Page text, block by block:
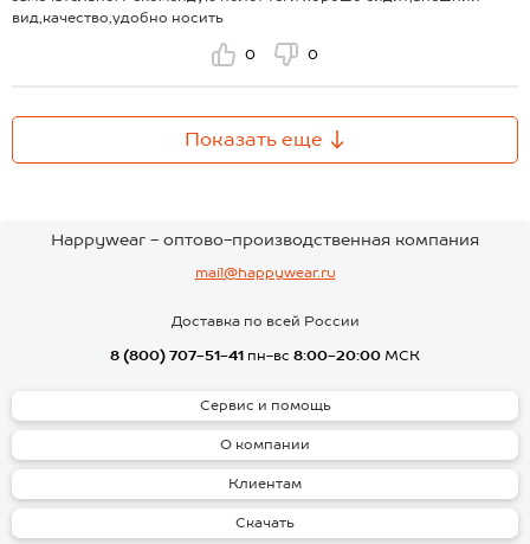
вид,качество,удобно носить
0 0
Показать еще
Happywear - оптово-производственная компания
mail@happywear.ru
Доставка по всей России
8 (800) 707-51-41 пн-вс 8:00-20:00 МСК
Сервис и помощь
О компании
Клиентам
Скачать